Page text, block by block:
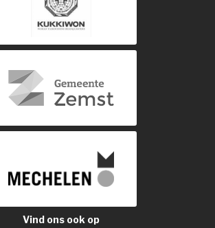
Vind ons ook op